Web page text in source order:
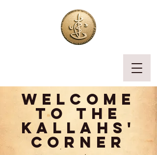
welcome
to the
kallahs'
corner